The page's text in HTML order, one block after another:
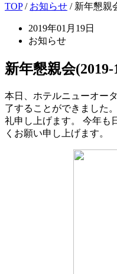
TOP/ お知らせ / 新年懇親
2019年01月19日
お知らせ
新年懇親会
本日、ホテルニューオー
了することができました
礼申し上げます。 今年も
くお願い申し上げます。